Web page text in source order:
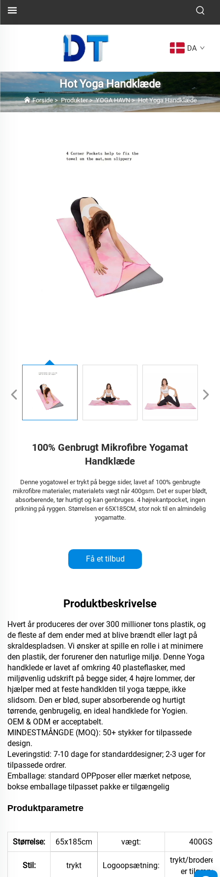
DA
Hot Yoga Handklæde
Forside>Produkter>YOGA HAVN>Hot Yoga Handklæde
100% Genbrugt Mikrofibre Yogamat
Handklæde
Denne yogatowel er trykt på begge sider, lavet af 100% genbrugte
mikrofibre materialer, materialets vægt når 400gsm. Det er super blødt,
absorberende, tør hurtigt og kan genbruges. 4 højrekantpocket, ingen
prikning på ryggen. Størrelsen er 65X185CM, stor nok til en almindelig
yogamatte.
Få et tilbud
Produktbeskrivelse
Hvert år produceres der over 300 millioner tons plastik, og
de fleste af dem ender med at blive brændt eller lagt på
skraldespladsen. Vi ønsker at spille en rolle i at minimere
den plastik, der forurener den naturlige miljø. Denne Yoga
handklede er lavet af omkring 40 plasteflasker, med
miljøvenlig udskrift på begge sider, 4 højre lommer, der
hjælper med at feste handklden til yoga tæppe, ikke
slidsom. Den er blød, super absorberende og hurtigt
tørrende, genbrugelig, en ideal handklede for Yogien.
OEM & ODM er acceptabelt.
MINDESTMÅNGDE (MOQ): 50+ stykker for tilpassede
design.
Leveringstid: 7-10 dage for standarddesigner; 2-3 uger for
tilpassede ordrer.
Emballage: standard OPPposer eller mærket netpose,
bokse emballage tilpasset pakke er tilgængelig
Produktparametre
Størrelse: 65x185cm vægt: 400GSM
Stil: trykt Logoopsætning:
trykt/
er